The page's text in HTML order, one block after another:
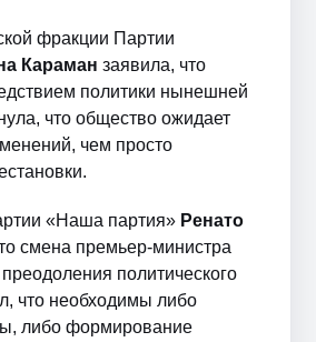
фракции Партии
Караман заявила, что
политики нынешней
что общество ожидает
чем просто
«Наша партия» Ренато
смена премьер-министра
политического
что необходимы либо
либо формирование